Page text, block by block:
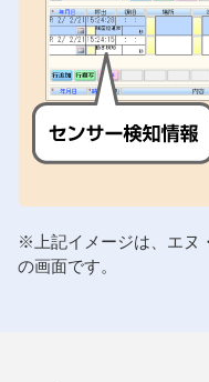
※上記イメージは、エヌ
の画面です。